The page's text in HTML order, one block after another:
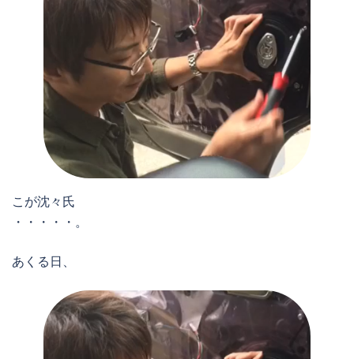
こが沈々氏
・・・・・。
あくる日、